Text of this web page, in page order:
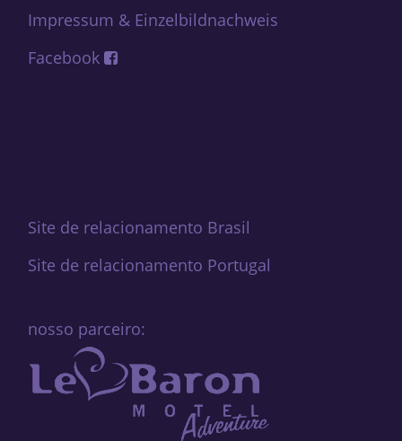
Impressum & Einzelbildnachweis
Facebook
Site de relacionamento Brasil
Site de relacionamento Portugal
nosso parceiro: